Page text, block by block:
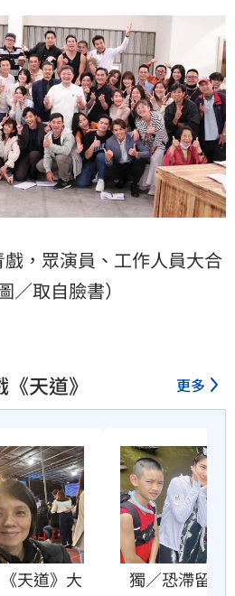
，眾演員、工作人員大合
／取自臉書）
天道》 更多
天道》大
獨／恐滯留泰